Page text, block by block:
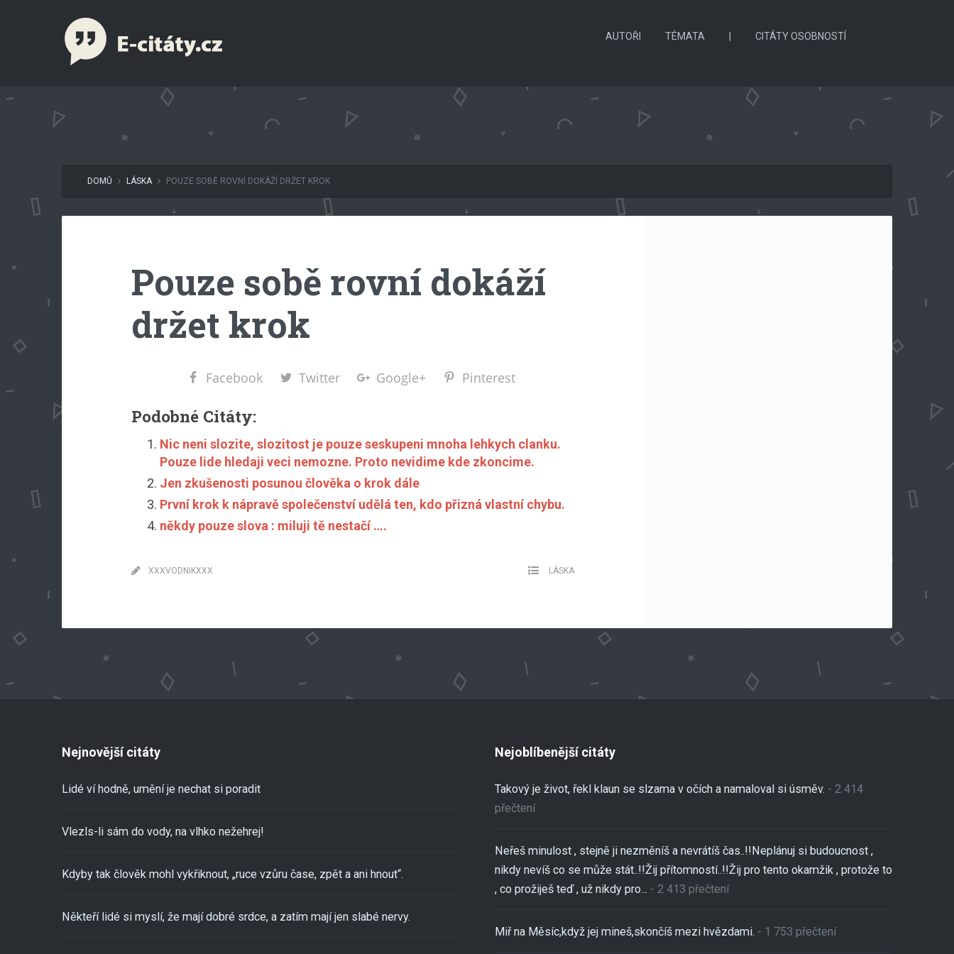
AUTOŘI TÉMATA CITÁTY OSOBNOSTÍ
DOMŮ LÁSKA POUZE SOBĚ ROVNÍ DOKÁŽÍ DRŽET KROK
Pouze sobě rovní dokáží
držet krok
Facebook Twitter Google+ Pinterest
Podobné Citáty:
Nic neni slozite, slozitost je pouze seskupeni mnoha lehkych clanku.
Pouze lide hledaji veci nemozne. Proto nevidime kde zkoncime.
Jen zkušenosti posunou člověka o krok dále
První krok k nápravě společenství udělá ten, kdo přizná vlastní chybu.
někdy pouze slova : miluji tě nestačí ….
XXXVODNIKXXX LÁSKA
Nejnovější citáty
Lidé ví hodně, umění je nechat si poradit
Vlezls-li sám do vody, na vlhko nežehrej!
Kdyby tak člověk mohl vykřiknout, „ruce vzůru čase, zpět a ani hnout“.
Někteří lidé si myslí, že mají dobré srdce, a zatím mají jen slabé nervy.
Nejoblíbenější citáty
Takový je život, řekl klaun se slzama v očích a namaloval si úsměv. - 2 414
přečtení
Neřeš minulost , stejně ji nezměníš a nevrátíš čas..!!Neplánuj si budoucnost ,
nikdy nevíš co se může stát..!!Žij přítomností..!!Žij pro tento okamžik , protože to
, co prožiješ teď , už nikdy pro... - 2 413 přečtení
Miř na Měsíc,když jej mineš,skončíš mezi hvězdami. - 1 753 přečtení